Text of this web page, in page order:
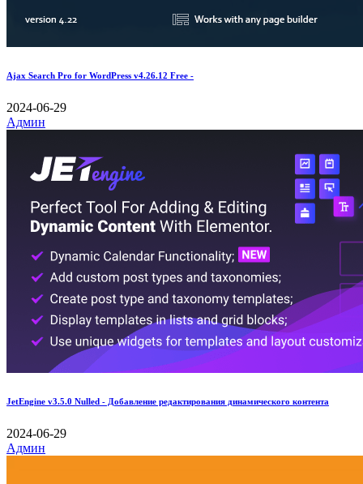
Ajax Search Pro for WordPress v4.26.12 Free -
2024-06-29
Админ
JetEngine v3.5.0 Nulled - Добавление редактирования динамического контента
2024-06-29
Админ